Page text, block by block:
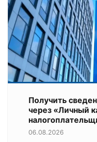
Получить
через «Личный
06.08.2026